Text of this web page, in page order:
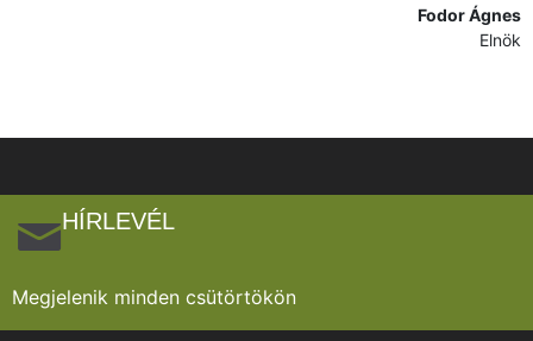
Fodor Ágnes
Elnök
HÍRLEVÉL
Megjelenik minden csütörtökön